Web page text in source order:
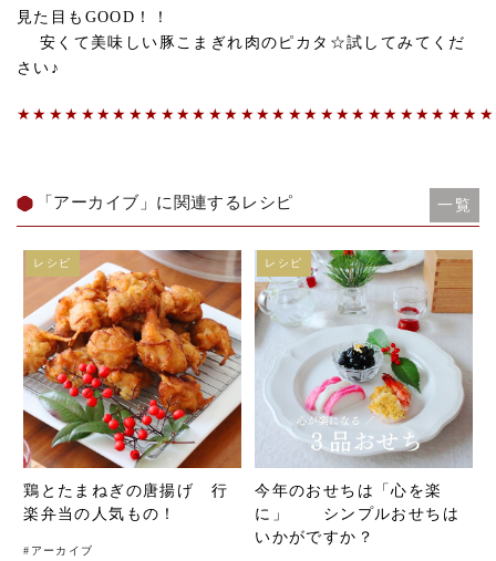
見た目もGOOD！！
安くて美味しい豚こまぎれ肉のピカタ☆試してみてくだ
さい♪
「アーカイブ」に関連するレシピ 一覧
鶏とたまねぎの唐揚げ 行
楽弁当の人気もの！
# アーカイブ
レシピ
今年のおせちは「心を楽
に」 シンプルおせちは
いかがですか？
レシピ